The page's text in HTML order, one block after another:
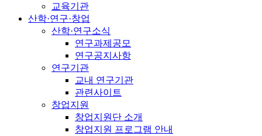
교육기관
산학·연구·창업
산학·연구소식
연구과제공모
연구공지사항
연구기관
교내 연구기관
관련사이트
창업지원
창업지원단 소개
창업지원 프로그램 안내